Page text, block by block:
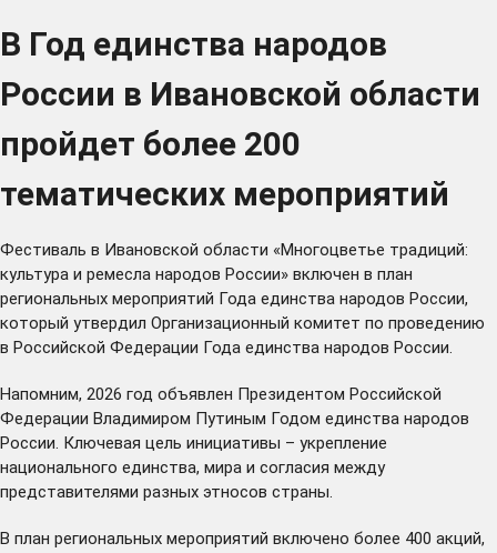
В Год единства народов
России в Ивановской области
пройдет более 200
тематических мероприятий
Фестиваль в Ивановской области «Многоцветье традиций:
культура и ремесла народов России» включен в план
региональных мероприятий Года единства народов России,
который утвердил Организационный комитет по проведению
в Российской Федерации Года единства народов России.
Напомним, 2026 год объявлен Президентом Российской
Федерации Владимиром Путиным Годом единства народов
России. Ключевая цель инициативы – укрепление
национального единства, мира и согласия между
представителями разных этносов страны.
В план региональных мероприятий включено более 400 акций,